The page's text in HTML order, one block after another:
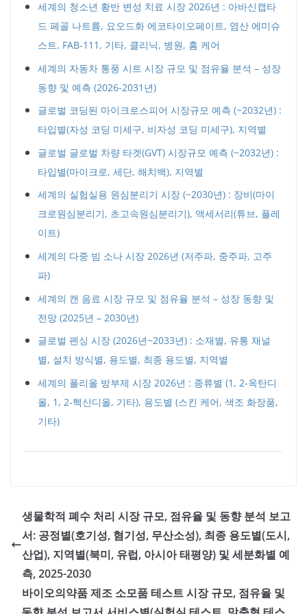
세계의 청소년 황반 변성 치료 시장 2026년 : 아바신캡타
드 페골 나트륨, 요오드화 에코타이오페이트, 염산 에미슈
스트, FAB-111, 기타, 클리닉, 병원, 홈 케어
세계의 자동차 통풍 시트 시장 규모 및 점유율 분석 – 성장
동향 및 예측 (2026-2031년)
글로벌 코딩된 마이크로스피어 시장규모 예측 (~2032년) :
타입별(자성 코딩 미세구, 비자성 코딩 미세구), 지역별
글로벌 글로벌 차량 타겟(GVT) 시장규모 예측 (~2032년) :
타입별(마이크로, 세단, 해치백), 지역별
세계의 실험실용 원심분리기 시장 (~2030년) : 장비(마이
크로원심분리기, 초고속원심분리기), 액세서리(튜브, 플레
이트)
세계의 다중 빔 소나 시장 2026년 (저주파, 중주파, 고주
파)
세계의 캔 음료 시장 규모 및 점유율 분석 – 성장 동향 및
전망 (2025년 – 2030년)
글로벌 펜싱 시장 (2026년~2033년) : 소재별, 유통 채널
별, 설치 방식별, 용도별, 최종 용도별, 지역별
세계의 폴리올 방부제 시장 2026년 : 종류별 (1, 2-옥탄디
올, 1, 2-헥산디올, 기타), 용도별 (스킨 케어, 색조 화장품,
기타)
생물학적 폐수 처리 시장 규모, 점유율 및 동향 분석 보고
서: 공정별(호기성, 혐기성, 무산소성), 최종 용도별(도시,
산업), 지역별(북미, 유럽, 아시아 태평양) 및 세분화별 예
측, 2025-2030
바이오의약품 제조 소모품 테스트 시장 규모, 점유율 및